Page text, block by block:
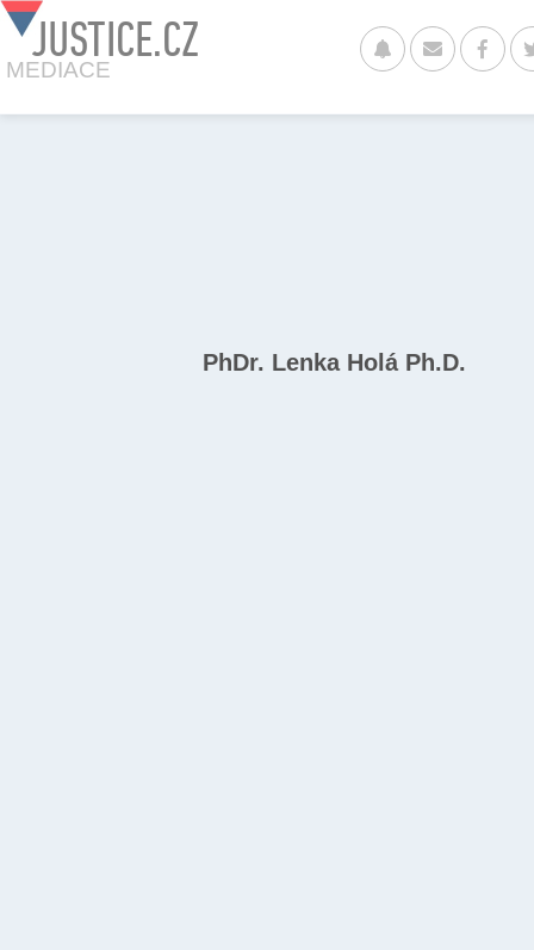
JUSTICE.CZ
MEDIACE
PhDr. Lenka Holá Ph.D.